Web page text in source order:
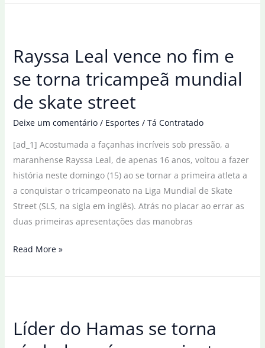
torna
maior
fabricante
mundial
de
condicionado
Rayssa Leal vence no fim e
se torna tricampeã mundial
de skate street
Deixe um comentário / Esportes / Tá Contratado
[ad_1] Acostumada a façanhas incríveis sob pressão, a
maranhense Rayssa Leal, de apenas 16 anos, voltou a fazer
história neste domingo (15) ao se tornar a primeira atleta a
a conquistar o tricampeonato na Liga Mundial de Skate
Street (SLS, na sigla em inglês). Atrás no placar ao errar as
duas primeiras apresentações das manobras
Rayssa
vence
e
Read More »
Líder do Hamas se torna